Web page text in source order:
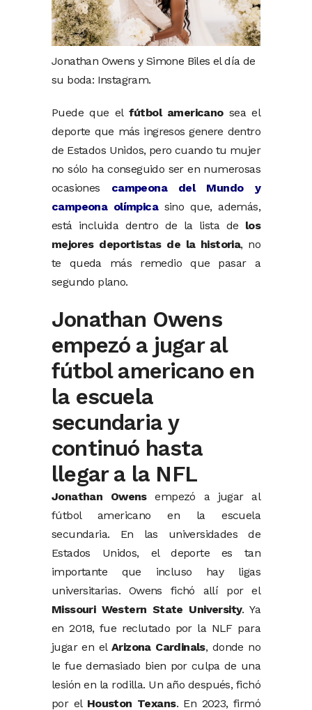
Jonathan Owens y Simone Biles el día de
su boda: Instagram.
Puede que el fútbol americanosea el
deporte que más ingresos genere dentro
de Estados Unidos, pero cuando tu mujer
no sólo ha conseguido ser en numerosas
ocasiones campeona del Mundo y
campeona olímpicasino que, además,
está incluida dentro de la lista de los
mejores deportistas de la historia, no
te queda más remedio que pasar a
segundo plano.
Jonathan Owens
empezó a jugar al
fútbol americano en
la escuela
secundaria y
continuó hasta
llegar a la NFL
Jonathan Owensempezó a jugar al
fútbol americano en la escuela
secundaria. En las universidades de
Estados Unidos, el deporte es tan
importante que incluso hay ligas
universitarias. Owens fichó allí por el
Missouri Western State University. Ya
en 2018, fue reclutado por la NLF para
jugar en el Arizona Cardinals, donde no
le fue demasiado bien por culpa de una
lesión en la rodilla. Un año después, fichó
por el Houston Texans. En 2023, firmó